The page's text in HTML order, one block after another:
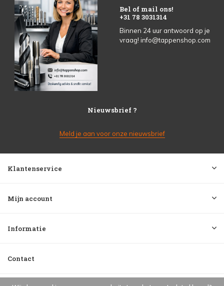
Bel of mail ons!
+31 78 3031314
Binnen 24 uur antwoord op je
vraag! info@tappenshop.com
Nieuwsbrief ?
Meld je aan voor onze nieuwsbrief
Klantenservice
Mijn account
Informatie
Contact